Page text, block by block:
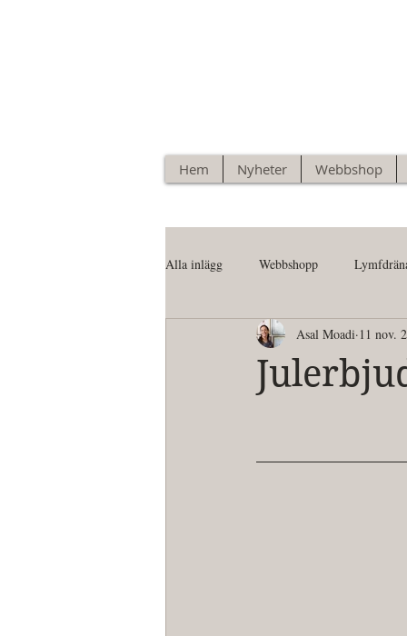
Hem Nyheter Webbshop
Alla inlägg Webbshopp
Asal Moadi 11 nov.